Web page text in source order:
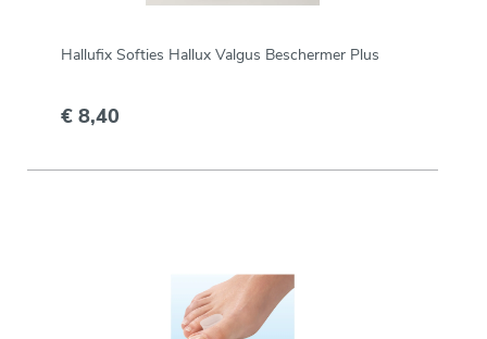
Hallufix Softies Hallux Valgus Beschermer Plus
€ 8,40